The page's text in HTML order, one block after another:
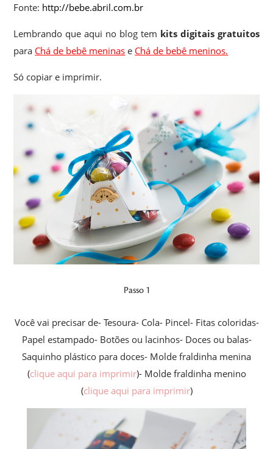
Fonte: http://bebe.abril.com.br
Lembrando que aqui no blog tem kits digitais gratuitos
para Chá de bebê meninas e Chá de bebê meninos.
Só copiar e imprimir.
Passo 1
Você vai precisar de- Tesoura- Cola- Pincel- Fitas coloridas-
Papel estampado- Botões ou lacinhos- Doces ou balas-
Saquinho plástico para doces- Molde fraldinha menina
(clique aqui para imprimir)- Molde fraldinha menino
(clique aqui para imprimir)